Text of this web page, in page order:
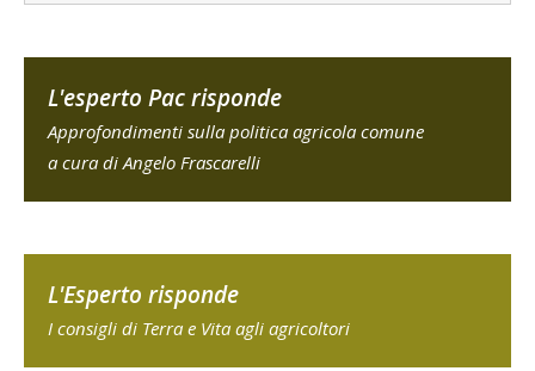
L'esperto Pac risponde
Approfondimenti sulla politica agricola comune
a cura di Angelo Frascarelli
L'Esperto risponde
I consigli di Terra e Vita agli agricoltori